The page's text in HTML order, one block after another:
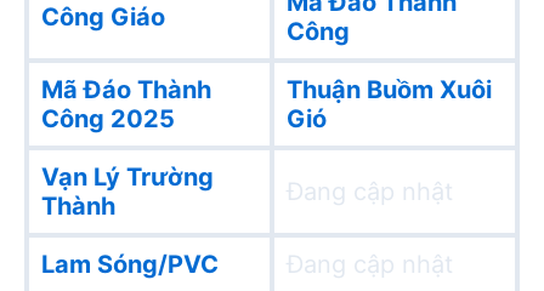
Công Giáo
Công
Mã Đáo Thành
Công 2025
Thuận Buồm Xuôi
Gió
Vạn Lý Trường
Thành
Đang cập nhật
Lam Sóng/PVC
Đang cập nhật